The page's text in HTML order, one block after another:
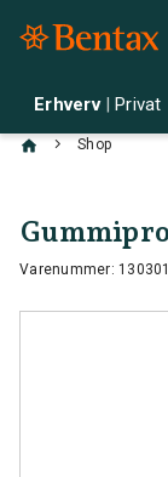
Erhverv | Privat
chevron_right Shop
Varenummer: